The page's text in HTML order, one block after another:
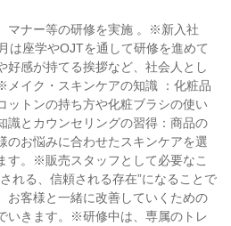
マナー等の研修を実施 。※新入社
は座学やOJTを通して研修を進めて
好感が持てる挨拶など、社会人とし
イク・スキンケアの知識 ：化粧品
ットンの持ち方や化粧ブラシの使い
とカウンセリングの習得：商品の
のお悩みに合わせたスキンケアを選
す。※販売スタッフとして必要なこ
れる、信頼される存在”になることで
お客様と一緒に改善していくための
いきます。※研修中は、専属のトレ